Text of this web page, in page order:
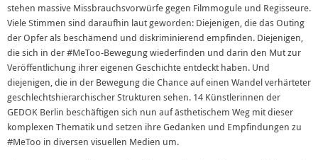
stehen massive Missbrauchsvorwürfe gegen Filmmogule und Regisseure.
Viele Stimmen sind daraufhin laut geworden: Diejenigen, die das Outing
der Opfer als beschämend und diskriminierend empfinden. Diejenigen,
die sich in der #MeToo-Bewegung wiederfinden und darin den Mut zur
Veröffentlichung ihrer eigenen Geschichte entdeckt haben. Und
diejenigen, die in der Bewegung die Chance auf einen Wandel verhärteter
geschlechtshierarchischer Strukturen sehen. 14 Künstlerinnen der
GEDOK Berlin beschäftigen sich nun auf ästhetischem Weg mit dieser
komplexen Thematik und setzen ihre Gedanken und Empfindungen zu
#MeToo in diversen visuellen Medien um.